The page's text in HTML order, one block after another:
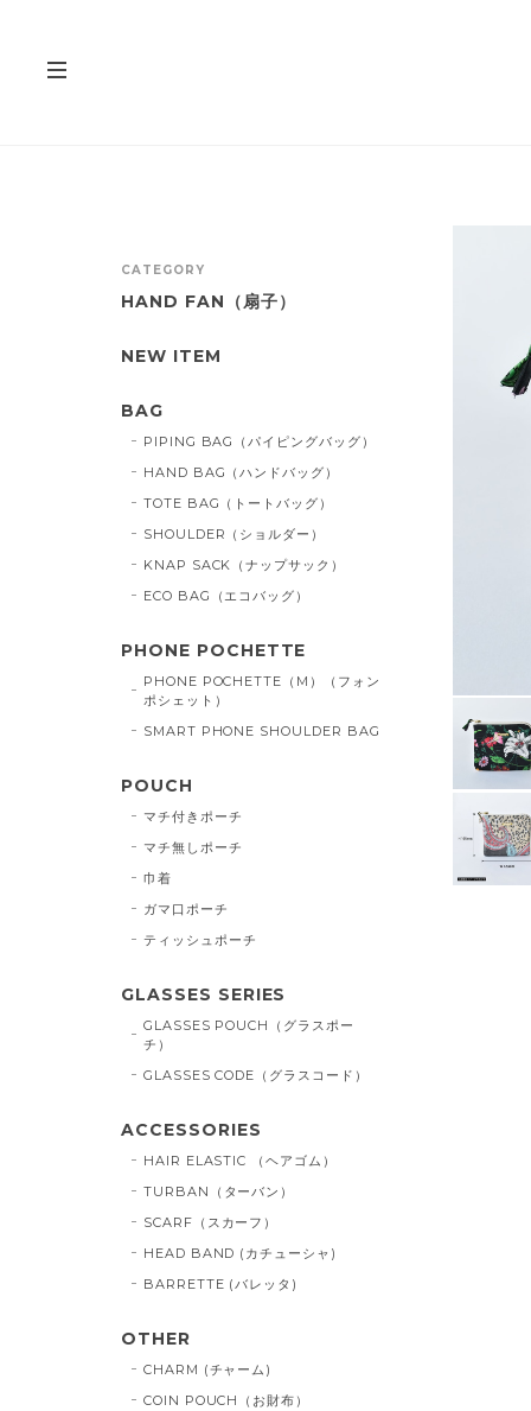
CATEGORY
HAND FAN（扇子）
NEW ITEM
BAG
PIPING BAG（パイピングバッグ）
HAND BAG（ハンドバッグ）
TOTE BAG（トートバッグ）
SHOULDER（ショルダー）
KNAP SACK（ナップサック）
ECO BAG（エコバッグ）
PHONE POCHETTE
PHONE POCHETTE（M）（フォン
ポシェット）
SMART PHONE SHOULDER BAG
POUCH
マチ付きポーチ
マチ無しポーチ
巾着
ガマ口ポーチ
ティッシュポーチ
GLASSES SERIES
GLASSES POUCH（グラスポー
チ）
GLASSES CODE（グラスコード）
ACCESSORIES
HAIR ELASTIC （ヘアゴム）
TURBAN（ターバン）
SCARF（スカーフ）
HEAD BAND (カチューシャ)
BARRETTE (バレッタ)
OTHER
CHARM (チャーム)
COIN POUCH（お財布）